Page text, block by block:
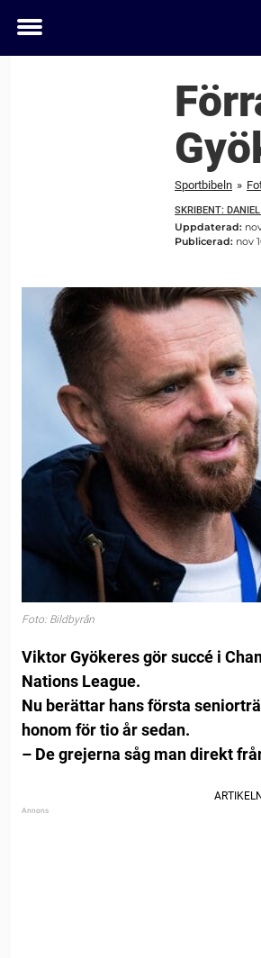
Toggle
Sportbibeln »
SKRIBENT:
Uppdaterad:
Publicerad: nov
Foto: Bildbyrån
Viktor Gyökeres gör succé i
Nations League.
Nu berättar hans första
honom för tio år sedan.
– De grejerna såg man direkt